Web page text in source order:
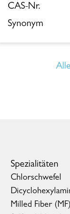
CAS-Nr.
Synonym
Spezialitäten
Chlorschwefel
Milled Fiber (MF)